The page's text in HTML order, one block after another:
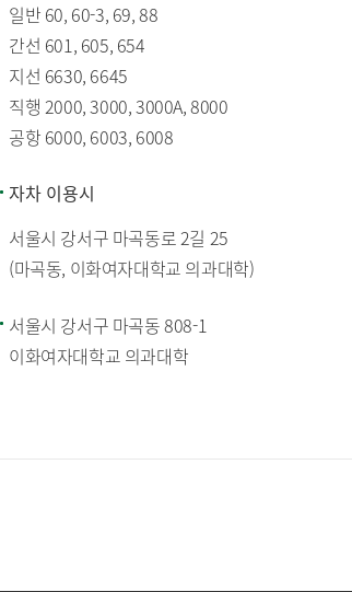
일반 60, 60-3, 69, 88
간선 601, 605, 654
지선 6630, 6645
직행 2000, 3000, 3000A, 8000
공항 6000, 6003, 6008
자차 이용시
서울시 강서구 마곡동로 2길 25
(마곡동, 이화여자대학교 의과대학)
서울시 강서구 마곡동 808-1
이화여자대학교 의과대학